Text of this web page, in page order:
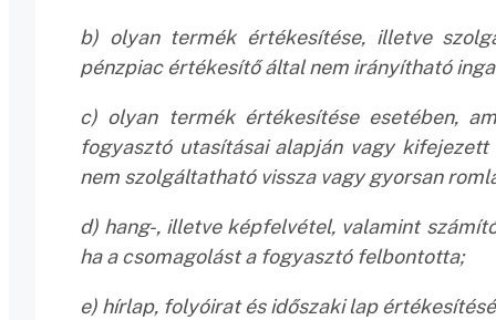
b) olyan termék értékesítése, illetve
pénzpiac értékesítő által nem irányítható
c) olyan termék értékesítése esetében,
fogyasztó utasításai alapján vagy
nem szolgáltatható vissza vagy gyorsan
d) hang-, illetve képfelvétel, valamint
ha a csomagolást a fogyasztó felbontotta;
e) hírlap, folyóirat és időszaki lap